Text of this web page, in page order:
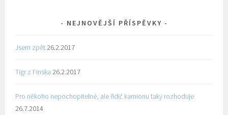
NEJNOVĚJŠÍ PŘÍSPĚVKY
Jsem zpět26.2.2017
Tigr z Finska 26.2.2017
Pro někoho nepochopitelné, ale řidič kamionu taky rozhoduje
26.7.2014